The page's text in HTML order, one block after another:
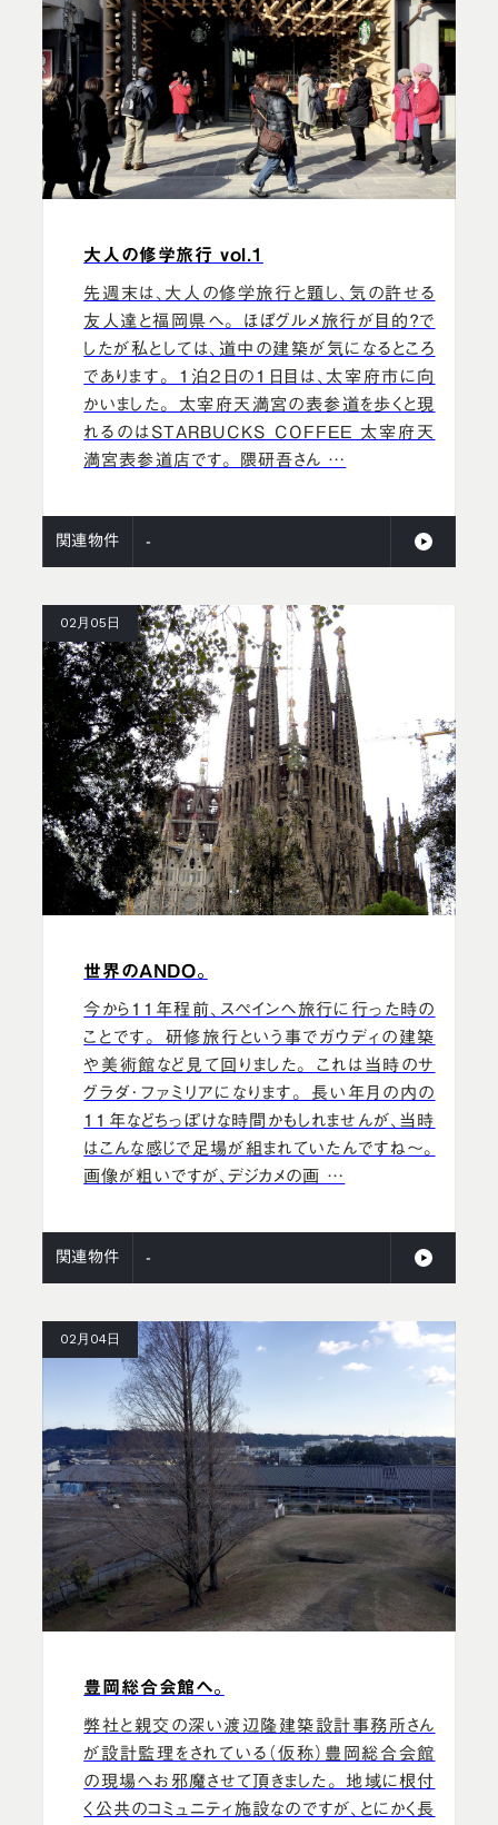
大人の修学旅行 vol.1
先週末は、大人の修学旅行と題し、気の許せる
友人達と福岡県へ。 ほぼグルメ旅行が目的？で
したが私としては、道中の建築が気になるところ
であります。 1泊2日の1日目は、太宰府市に向
かいました。 太宰府天満宮の表参道を歩くと現
れるのはSTARBUCKS COFFEE 太宰府天
満宮表参道店です。 隈研吾さん …
関連物件 -
02月05日
世界のANDO。
今から11年程前、スペインへ旅行に行った時の
ことです。 研修旅行という事でガウディの建築
や美術館など見て回りました。 これは当時のサ
グラダ･ファミリアになります。 長い年月の内の
11年などちっぽけな時間かもしれませんが、当時
はこんな感じで足場が組まれていたんですね～。
画像が粗いですが、デジカメの画 …
関連物件 -
02月04日
豊岡総合会館へ。
弊社と親交の深い渡辺隆建築設計事務所さん
が設計監理をされている（仮称）豊岡総合会館
の現場へお邪魔させて頂きました。 地域に根付
く公共のコミュニティ施設なのですが、とにかく長